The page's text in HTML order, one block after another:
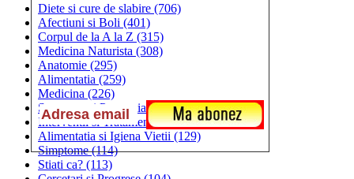
Diete si cure de slabire (706)
Afectiuni si Boli (401)
Corpul de la A la Z (315)
Medicina Naturista (308)
Anatomie (295)
Alimentatia (259)
Medicina (226)
Sanatatea si Preventia(170)
Interventii si Tratamente(167)
Alimentatia si Igiena Vietii (129)
Simptome(114)
Stiati ca? (113)